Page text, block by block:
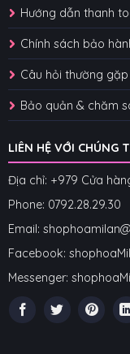
Hướng dẫn thanh
Chính sách bảo
Câu hỏi thường gặp
Bảo quản & chăm
LIÊN HỆ VỚI CHÚNG
Địa chỉ: +979 Cửa
Phone: 0792.28.29.30
Email:
Facebook:
Messenger: